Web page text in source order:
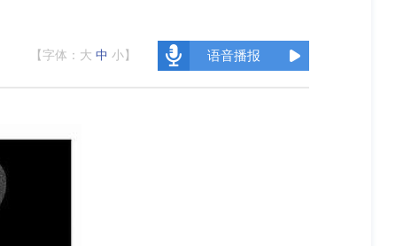
【字体： 大 中 小 】 语音播报